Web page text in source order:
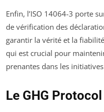
Enfin, l’ISO 14064-3 porte
de vérification des
garantir la vérité et la
qui est crucial pour
prenantes dans les
Le GHG Protocol